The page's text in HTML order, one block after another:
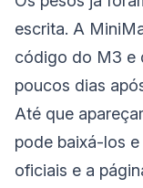
escrita. A
código do M3 e
poucos dias
Até que
pode baixá-los
oficiais e a